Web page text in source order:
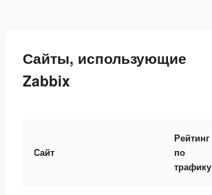
Сайты, использующие
Zabbix
Сайт
Рейтинг
по
трафику